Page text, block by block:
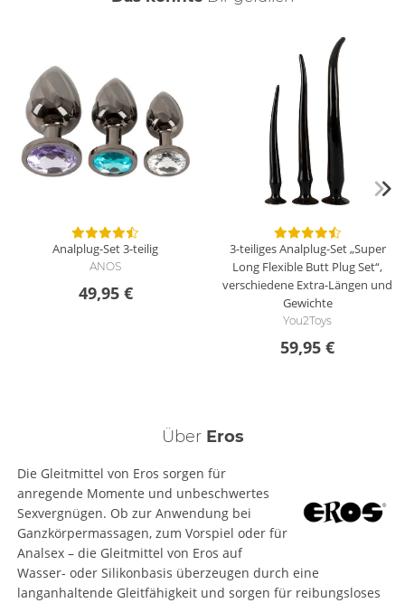
Analplug-Set 3-teilig
ANOS
49,95 €
3-teiliges Analplug-Set „Super
Long Flexible Butt Plug Set“,
verschiedene Extra-Längen und
Gewichte
You2Toys
59,95 €
Über Eros
Die Gleitmittel von Eros sorgen für
anregende Momente und unbeschwertes
Sexvergnügen. Ob zur Anwendung bei
Ganzkörpermassagen, zum Vorspiel oder für
Analsex – die Gleitmittel von Eros auf
Wasser- oder Silikonbasis überzeugen durch eine
langanhaltende Gleitfähigkeit und sorgen für reibungsloses